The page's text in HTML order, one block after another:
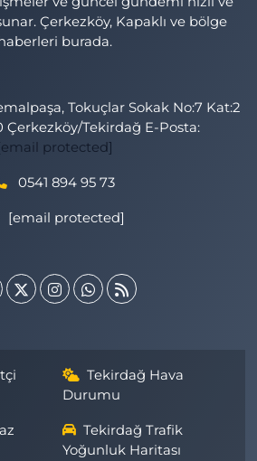
Çerkezköy, Kapaklı ve bölge
burada.
Tokuçlar Sokak No:7 Kat:2
Çerkezköy/Tekirdağ E-Posta:
protected]
0541 894 95 73
[email protected]
Tekirdağ Hava
Durumu
Tekirdağ Trafik
Yoğunluk Haritası